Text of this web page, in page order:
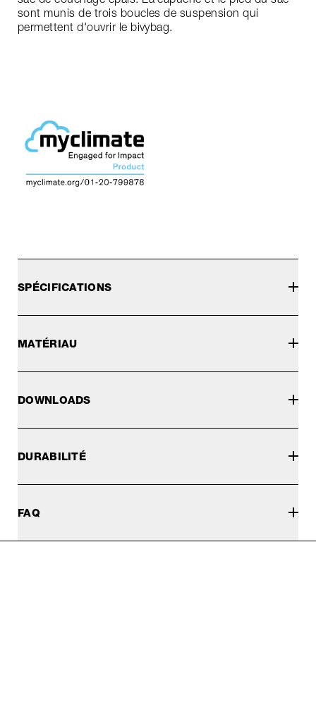
sont munis de trois boucles de suspension qui
permettent d'ouvrir le bivybag.
SPÉCIFICATIONS
MATÉRIAU
DOWNLOADS
DURABILITÉ
FAQ